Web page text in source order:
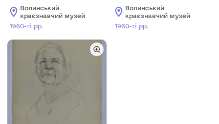
Волинський
краєзнавчий музей
1960-ті рр.
Волинський
краєзнавчий музей
1960-ті рр.